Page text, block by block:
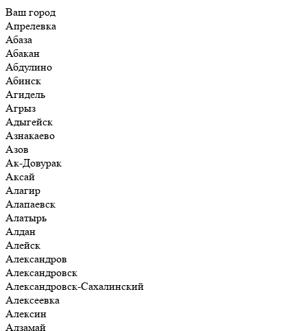
Ваш город
Апрелевка
Абаза
Абакан
Абдулино
Абинск
Агидель
Агрыз
Адыгейск
Азнакаево
Азов
Ак-Довурак
Аксай
Алагир
Алапаевск
Алатырь
Алдан
Алейск
Александров
Александровск
Александровск-Сахалинский
Алексеевка
Алексин
Алзамай